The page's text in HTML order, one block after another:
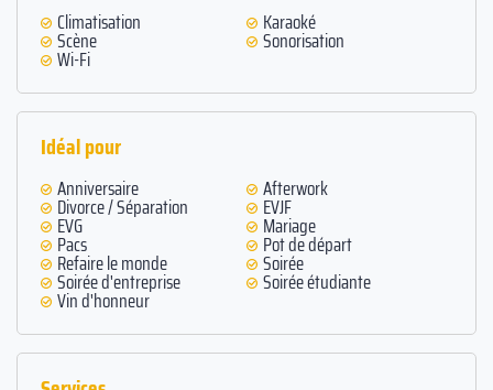
Climatisation Karaoké
Scène Sonorisation
Wi-Fi
Idéal pour
Anniversaire Afterwork
Divorce / Séparation EVJF
EVG Mariage
Pacs Pot de départ
Refaire le monde Soirée
Soirée d'entreprise Soirée étudiante
Vin d'honneur